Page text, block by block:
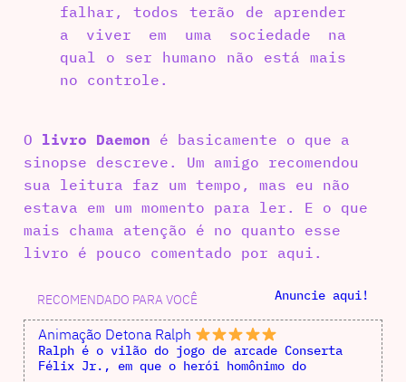
falhar, todos terão de aprender
a viver em uma sociedade na
qual o ser humano não está mais
no controle.
O livro Daemon é basicamente o que a
sinopse descreve. Um amigo recomendou
sua leitura faz um tempo, mas eu não
estava em um momento para ler. E o que
mais chama atenção é no quanto esse
livro é pouco comentado por aqui.
RECOMENDADO PARA VOCÊ Anuncie aqui!
Animação Detona Ralph
Ralph é o vilão do jogo de arcade Conserta
Félix Jr., em que o herói homônimo do